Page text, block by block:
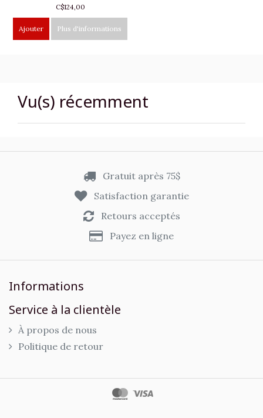
C$124,00
Ajouter Plus d'informations
Vu(s) récemment
Gratuit après 75$
Satisfaction garantie
Retours acceptés
Payez en ligne
Informations
Service à la clientèle
À propos de nous
Politique de retour